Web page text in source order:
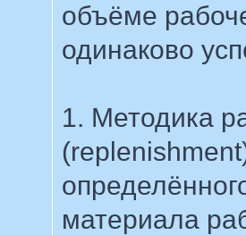
объёме
одинаково
1. Методика
материала